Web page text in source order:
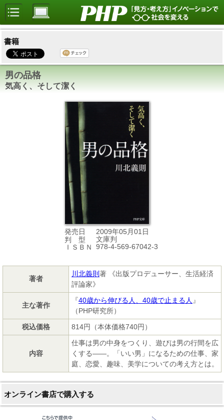
書籍
男の品格
気高く、そして潔く
発売日
2009年05月01日
判 型
文庫判
ＩＳＢＮ
978-4-569-67042-3
著者
川北義則 著 《出版プロデューサー、生活経済
評論家》
主な著作
『40歳から伸びる人、40歳で止まる人 』
（PHP研究所）
税込価格
814円（本体価格740円）
内容
仕事は男の中身をつくり、遊びは男の行間を広
くする――。「いい男」になるための仕事、家
庭、恋愛、趣味、美学についての考え方とは。
オンライン書店で購入する